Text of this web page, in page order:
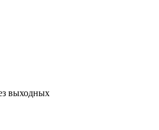
выходных